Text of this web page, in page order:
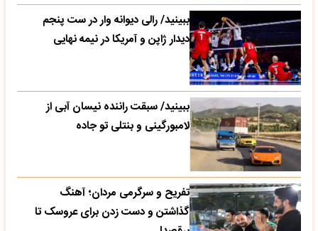
ببینید/ رالی دیوانه وار در ست پنجم
دیدار ژاپن و آمریکا در نیمه نهایی
ببینید/ سبقت راننده نیسان آبی از
لامبورگینی و بنتلی تو جاده
تفریح و سرگرمی مردان؛ آهنگ
گذاشتن و دست زدن برای عروسک تا